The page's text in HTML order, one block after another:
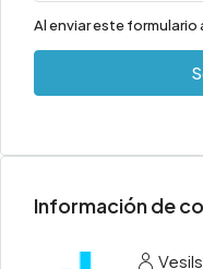
Al enviar este
Información de